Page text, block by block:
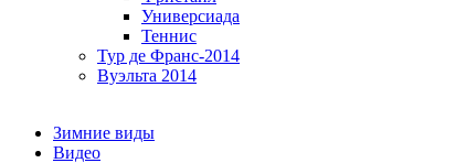
Универсиада
Теннис
Тур де Франс-2014
Вуэльта 2014
Зимние виды
Видео